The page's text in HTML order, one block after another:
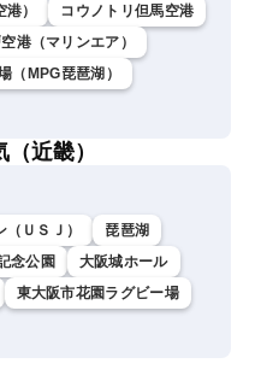
）
コウノトリ但馬空港
港（マリンエア）
（MPG琵琶湖）
近畿）
ＵＳＪ）
琵琶湖
念公園
大阪城ホール
東大阪市花園ラグビー場